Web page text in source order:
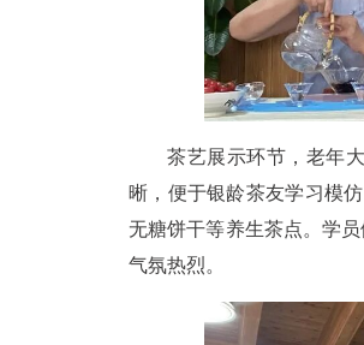
茶艺展示环节，老年
晰，便于银龄茶友学习模
无糖饼干等养生茶点。学
气氛热烈。